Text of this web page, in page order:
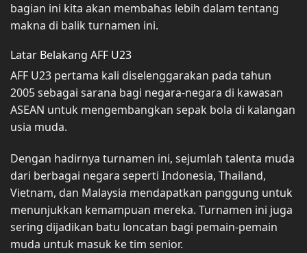
bagian ini kita akan membahas lebih dalam tentang
makna di balik turnamen ini.
Latar Belakang AFF U23
AFF U23 pertama kali diselenggarakan pada tahun
2005 sebagai sarana bagi negara-negara di kawasan
ASEAN untuk mengembangkan sepak bola di kalangan
usia muda.
Dengan hadirnya turnamen ini, sejumlah talenta muda
dari berbagai negara seperti Indonesia, Thailand,
Vietnam, dan Malaysia mendapatkan panggung untuk
menunjukkan kemampuan mereka. Turnamen ini juga
sering dijadikan batu loncatan bagi pemain-pemain
muda untuk masuk ke tim senior.